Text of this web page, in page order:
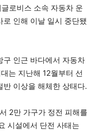
로비스 소속 자동차 운
인해 이날 일시 중단됐
구 인근 바다에서 자동차
는 지난해 12월부터 선
이상을 해체한 상태다.
2만 가구가 정전 피해를
시설에서 단전 사태는